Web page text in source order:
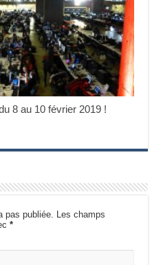
8 au 10 février 2019 !
pas publiée. Les champs
*